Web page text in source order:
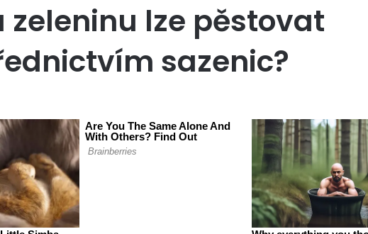
zeleninu lze pěstovat
sazenic?